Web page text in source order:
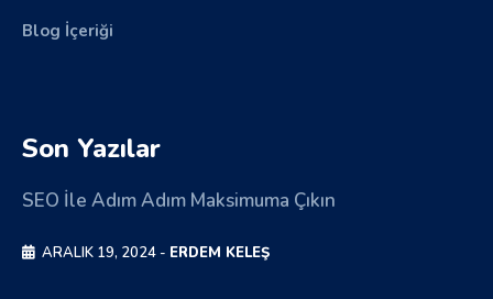
Blog İçeriği
Son Yazılar
SEO İle Adım Adım Maksimuma Çıkın
ARALIK 19, 2024 - ERDEM KELEŞ